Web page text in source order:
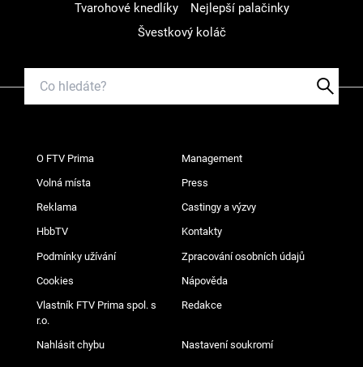
Tvarohové knedlíky
Nejlepší palačinky
Švestkový koláč
O FTV Prima Management
Volná místa Press
Reklama Castingy a výzvy
HbbTV Kontakty
Podmínky užívání Zpracování osobních údajů
Cookies Nápověda
Vlastník FTV Prima spol. s
r.o.
Redakce
Nahlásit chybu Nastavení soukromí